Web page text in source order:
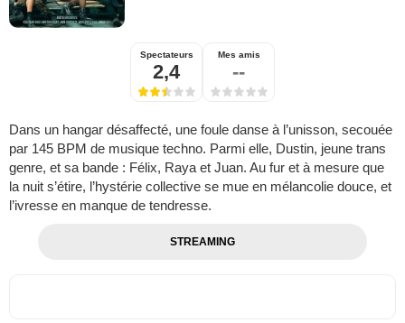
Spectateurs
2,4
Mes amis
--
Dans un hangar désaffecté, une foule danse à l’unisson, secouée
par 145 BPM de musique techno. Parmi elle, Dustin, jeune trans
genre, et sa bande : Félix, Raya et Juan. Au fur et à mesure que
la nuit s’étire, l’hystérie collective se mue en mélancolie douce, et
l’ivresse en manque de tendresse.
STREAMING